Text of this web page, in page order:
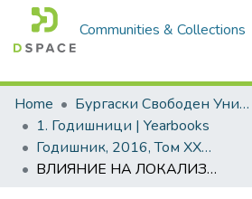
Communities & Collections
Home
Бургаски Свободен Университет | Burgas Free University
1. Годишници | Yearbooks
Годишник, 2016, Том XXXIV
ВЛИЯНИЕ НА ЛОКАЛИЗАЦИЯТА НА КОНТРОЛА ВЪРХУ МОТИВАЦИЯТА ЗА УЧЕНЕ ПРИ УЧЕНИЦИ В ПОДРАСТВАЩА ВЪЗРАСТ (13-14 ГОДИНИ)